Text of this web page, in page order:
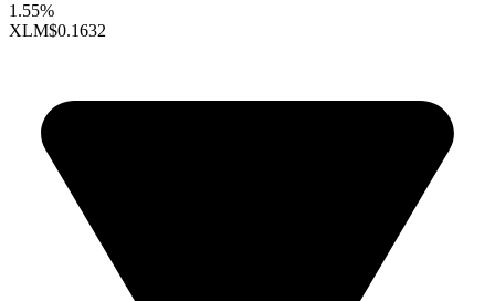
1.55%
XLM$0.1632